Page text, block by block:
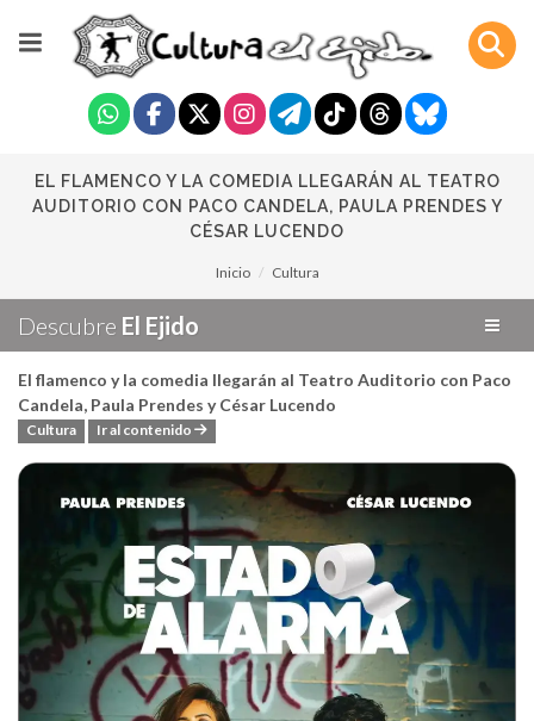
EL FLAMENCO Y LA COMEDIA LLEGARÁN AL TEATRO
AUDITORIO CON PACO CANDELA, PAULA PRENDES Y
CÉSAR LUCENDO
Inicio Cultura
Descubre El Ejido
El flamenco y la comedia llegarán al Teatro Auditorio con Paco
Candela, Paula Prendes y César Lucendo
Cultura Ir al contenido